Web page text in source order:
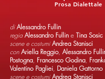
Prosa Dialettale
diAlessandro Fullin
regiaAlessandro Fullin e Tina Sosic
scene e costumiAndrea Stanisci
con Ariella Reggio, Alessandro
Postogna, Francesco Godina,
Valentino Pagliei, Daniela Gattorno
scene e costumi Andrea Stanisci